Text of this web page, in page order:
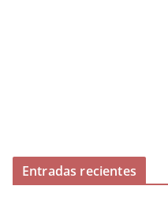
Entradas recientes